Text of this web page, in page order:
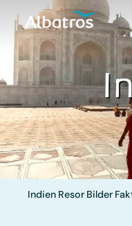
Indien Resor Bilder